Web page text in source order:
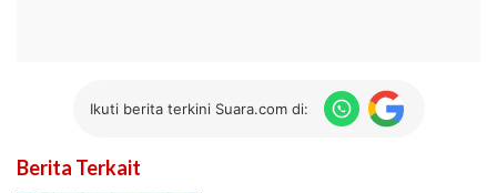
Ikuti berita terkini Suara.com di:
Berita Terkait